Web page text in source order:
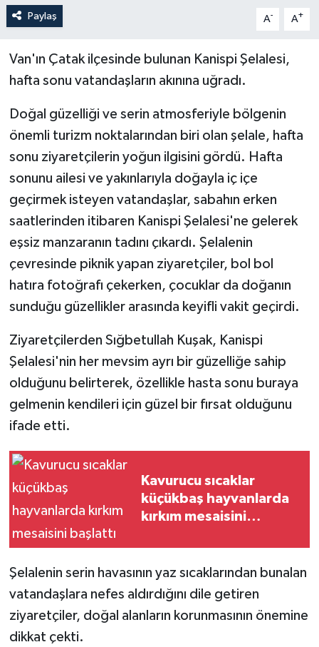
Paylaş A- A+
Van'ın Çatak ilçesinde bulunan Kanispi Şelalesi,
hafta sonu vatandaşların akınına uğradı.
Doğal güzelliği ve serin atmosferiyle bölgenin
önemli turizm noktalarından biri olan şelale, hafta
sonu ziyaretçilerin yoğun ilgisini gördü. Hafta
sonunu ailesi ve yakınlarıyla doğayla iç içe
geçirmek isteyen vatandaşlar, sabahın erken
saatlerinden itibaren Kanispi Şelalesi'ne gelerek
eşsiz manzaranın tadını çıkardı. Şelalenin
çevresinde piknik yapan ziyaretçiler, bol bol
hatıra fotoğrafı çekerken, çocuklar da doğanın
sunduğu güzellikler arasında keyifli vakit geçirdi.
Ziyaretçilerden Sığbetullah Kuşak, Kanispi
Şelalesi'nin her mevsim ayrı bir güzelliğe sahip
olduğunu belirterek, özellikle hasta sonu buraya
gelmenin kendileri için güzel bir fırsat olduğunu
ifade etti.
Kavurucu sıcaklar
küçükbaş hayvanlarda
kırkım mesaisini
Şelalenin serin havasının yaz sıcaklarından bunalan
vatandaşlara nefes aldırdığını dile getiren
ziyaretçiler, doğal alanların korunmasının önemine
dikkat çekti.